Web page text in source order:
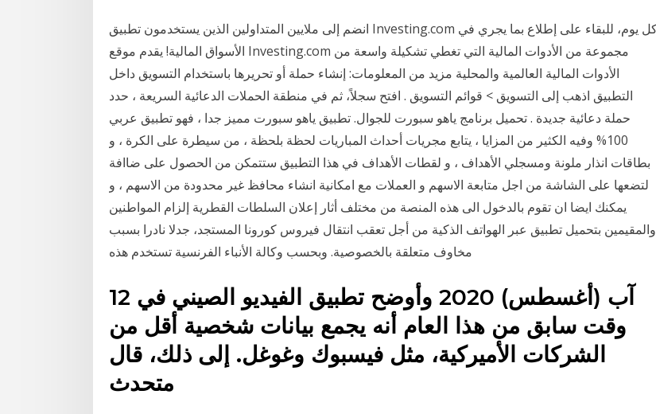
انضم إلى ملايين المتداولين الذين يستخدمون تطبيق Investing.com كل يوم، للبقاء على إطلاع بما يجري في
الأسواق المالية! يقدم موقع Investing.com مجموعة من الأدوات المالية التي تغطي تشكيلة واسعة من
الأدوات المالية العالمية والمحلية مزيد من المعلومات: إنشاء حملة أو تحريرها باستخدام التسويق داخل
التطبيق اذهب إلى التسويق > قوائم التسويق . افتح سجلاً، ثم في منطقة الحملات الدعائية السريعة ، حدد
حملة دعائية جديدة . تحميل برنامج ياهو سبورت للجوال. تطبيق ياهو سبورت مميز جدا ، فهو تطبيق عربي
100% وفيه الكثير من المزايا ، يتابع مجريات أحداث المباريات لحظة بلحظة ، من سيطرة على الكرة ، و
بطاقات انذار ملونة ومسجلي الأهداف ، و لقطات الأهداف في هذا التطبيق ستتمكن من الحصول على ضاافة
لتضعها على الشاشة من اجل متابعة الاسهم و العملات مع امكانية انشاء محافظ غير محدودة من الاسهم ، و
يمكنك ايضا ان تقوم بالدخول الى هذه المنصة من مختلف أثار إعلان السلطات القطرية إلزام المواطنين
والمقيمين بتحميل تطبيق عبر الهواتف الذكية من أجل تعقب انتقال فيروس كورونا المستجد، جدلا نادرا بسبب
مخاوف متعلقة بالخصوصية. وبحسب وكالة الأنباء الفرنسية تستخدم هذه
12 آب (أغسطس) 2020 وأوضح تطبيق الفيديو الصيني في
وقت سابق من هذا العام أنه يجمع بيانات شخصية أقل من
الشركات الأميركية، مثل فيسبوك وغوغل. إلى ذلك، قال